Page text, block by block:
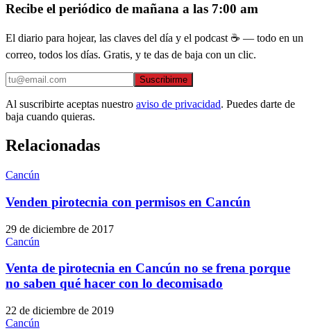
Recibe el periódico de mañana a las 7:00 am
El diario para hojear, las claves del día y el podcast ☕ — todo en un
correo, todos los días. Gratis, y te das de baja con un clic.
Suscribirme
Al suscribirte aceptas nuestro aviso de privacidad. Puedes darte de
baja cuando quieras.
Relacionadas
Cancún
Venden pirotecnia con permisos en Cancún
29 de diciembre de 2017
Cancún
Venta de pirotecnia en Cancún no se frena porque
no saben qué hacer con lo decomisado
22 de diciembre de 2019
Cancún